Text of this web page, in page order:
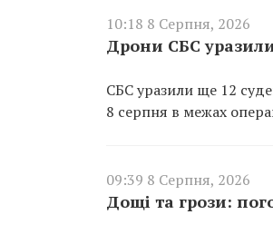
10:18 8 Серпня, 2026
Дрони СБС
СБС уразили ще 12
8 серпня в межах
09:39 8 Серпня, 2026
Дощі та грози: